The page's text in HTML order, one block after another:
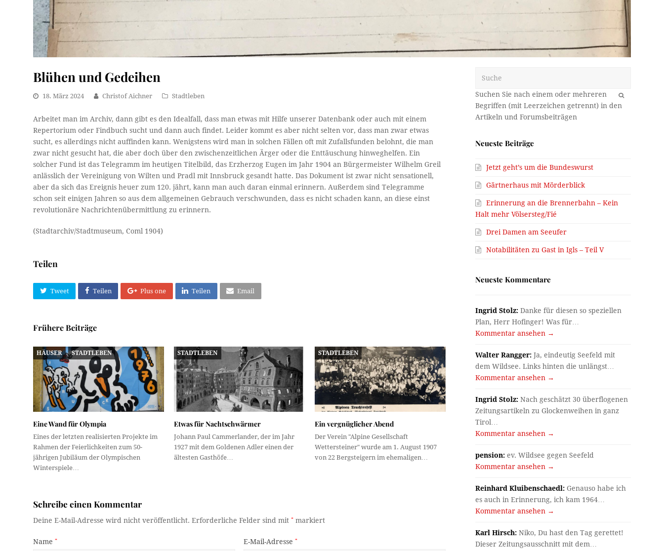
Blühen und Gedeihen
18. März 2024 Christof Aichner Stadtleben
Arbeitet man im Archiv, dann gibt es den Idealfall, dass man etwas mit Hilfe unserer Datenbank oder auch mit einem
Repertorium oder Findbuch sucht und dann auch findet. Leider kommt es aber nicht selten vor, dass man zwar etwas
sucht, es allerdings nicht auffinden kann. Wenigstens wird man in solchen Fällen oft mit Zufallsfunden belohnt, die man
zwar nicht gesucht hat, die aber doch über den zwischenzeitlichen Ärger oder die Enttäuschung hinweghelfen. Ein
solcher Fund ist das Telegramm im heutigen Titelbild, das Erzherzog Eugen im Jahr 1904 an Bürgermeister Wilhelm Greil
anlässlich der Vereinigung von Wilten und Pradl mit Innsbruck gesandt hatte. Das Dokument ist zwar nicht sensationell,
aber da sich das Ereignis heuer zum 120. jährt, kann man auch daran einmal erinnern. Außerdem sind Telegramme
schon seit einigen Jahren so aus dem allgemeinen Gebrauch verschwunden, dass es nicht schaden kann, an diese einst
revolutionäre Nachrichtenübermittlung zu erinnern.
(Stadtarchiv/Stadtmuseum, Coml 1904)
Teilen
Tweet Teilen Plus one Teilen Email
Frühere Beiträge
HÄUSER STADTLEBEN
Eine Wand für Olympia
Eines der letzten realisierten Projekte im
Rahmen der Feierlichkeiten zum 50-
jährigen Jubiläum der Olympischen
Winterspiele…
STADTLEBEN
Etwas für Nachtschwärmer
Johann Paul Cammerlander, der im Jahr
1927 mit dem Goldenen Adler einen der
ältesten Gasthöfe…
STADTLEBEN
Ein vergnüglicher Abend
Der Verein "Alpine Gesellschaft
Wettersteiner" wurde am 1. August 1907
von 22 Bergsteigern im ehemaligen…
Schreibe einen Kommentar
Deine E-Mail-Adresse wird nicht veröffentlicht. Erforderliche Felder sind mit* markiert
Name* E-Mail-Adresse *
OK
Neueste Beiträge
Jetzt geht’s um die Bundeswurst
Gärtnerhaus mit Mörderblick
Erinnerung an die Brennerbahn – Kein
Halt mehr Völsersteg/Fié
Drei Damen am Seeufer
Notabilitäten zu Gast in Igls – Teil V
Neueste Kommentare
Ingrid Stolz: Danke für diesen so speziellen
Plan, Herr Hofinger! Was für…
Kommentar ansehen →
Walter Rangger: Ja, eindeutig Seefeld mit
dem Wildsee. Links hinten die unlängst…
Kommentar ansehen →
Ingrid Stolz: Nach geschätzt 30 überflogenen
Zeitungsartikeln zu Glockenweihen in ganz
Tirol…
Kommentar ansehen →
pension: ev. Wildsee gegen Seefeld
Kommentar ansehen →
Reinhard Kluibenschaedl: Genauso habe ich
es auch in Erinnerung, ich kam 1964…
Kommentar ansehen →
Karl Hirsch: Niko, Du hast den Tag gerettet!
Dieser Zeitungsausschnitt mit dem…